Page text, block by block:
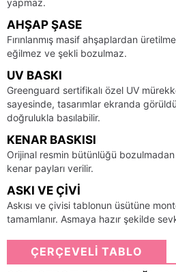
yapmaz.
AHŞAP ŞASE
Fırınlanmış masif ahşaplardan
eğilmez ve şekli bozulmaz.
UV BASKI
Greenguard sertifikalı özel UV
sayesinde, tasarımlar ekranda
doğrulukla basılabilir.
KENAR BASKISI
Orijinal resmin bütünlüğü
kenar payları verilir.
ASKI VE ÇIVI
Askısı ve çivisi tablonun üsütüne
tamamlanır. Asmaya hazır şekilde
ÇERÇEVELİ TABLO